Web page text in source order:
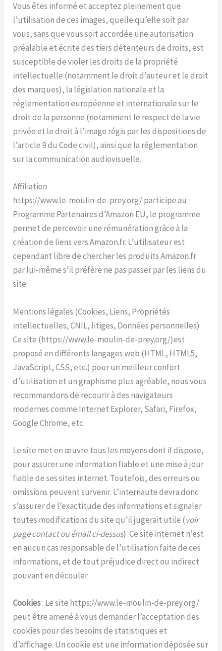
Vous êtes informé et acceptez pleinement que
l’utilisation de ces images, quelle qu’elle soit par
vous, sans que vous soit accordée une autorisation
préalable et écrite des tiers détenteurs de droits, est
susceptible de violer les droits de la propriété
intellectuelle (notamment le droit d’auteur et le droit
des marques), la législation nationale et la
réglementation européenne et internationale sur le
droit de la personne (notamment le respect de la vie
privée et le droit à l’image régis par les dispositions de
l’article 9 du Code civil), ainsi que la réglementation
sur la communication audiovisuelle.
Affiliation
https://www.le-moulin-de-prey.org/ participe au
Programme Partenaires d’Amazon EU, le programme
permet de percevoir une rémunération grâce à la
création de liens vers Amazon.fr. L’utilisateur est
cependant libre de chercher les produits Amazon.fr
par lui-même s’il préfère ne pas passer par les liens du
site.
Mentions légales (Cookies, Liens, Propriétés
intellectuelles, CNIL, litiges, Données personnelles)
Ce site (https://www.le-moulin-de-prey.org/)est
proposé en différents langages web (HTML, HTML5,
JavaScript, CSS, etc.) pour un meilleur confort
d’utilisation et un graphisme plus agréable, nous vous
recommandons de recourir à des navigateurs
modernes comme Internet Explorer, Safari, Firefox,
Google Chrome, etc.
Le site met en œuvre tous les moyens dont il dispose,
pour assurer une information fiable et une mise à jour
fiable de ses sites internet. Toutefois, des erreurs ou
omissions peuvent survenir. L’internaute devra donc
s’assurer de l’exactitude des informations et signaler
toutes modifications du site qu’il jugerait utile (voir
page contact ou émail ci-dessus). Ce site internet n’est
en aucun cas responsable de l’utilisation faite de ces
informations, et de tout préjudice direct ou indirect
pouvant en découler.
Cookies: Le site https://www.le-moulin-de-prey.org/
peut être amené à vous demander l’acceptation des
cookies pour des besoins de statistiques et
d’affichage. Un cookie est une information déposée sur